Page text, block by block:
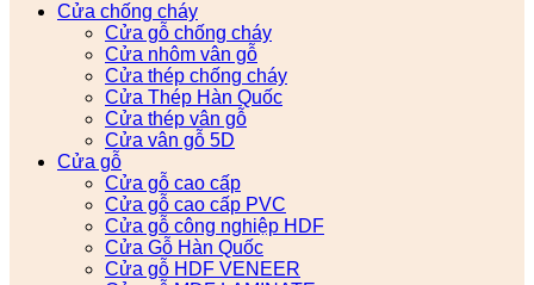
Cửa chống cháy
Cửa gỗ chống cháy
Cửa nhôm vân gỗ
Cửa thép chống cháy
Cửa Thép Hàn Quốc
Cửa thép vân gỗ
Cửa vân gỗ 5D
Cửa gỗ
Cửa gỗ cao cấp
Cửa gỗ cao cấp PVC
Cửa gỗ công nghiệp HDF
Cửa Gỗ Hàn Quốc
Cửa gỗ HDF VENEER